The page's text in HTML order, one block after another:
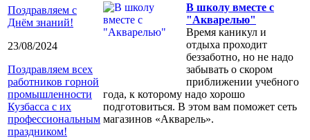
Поздравляем с
Днём знаний!
23/08/2024
Поздравляем всех
работников горной
промышленности
Кузбасса с их
профессиональным
праздником!
В школу вместе с
"Акварелью"
Время каникул и
отдыха проходит
беззаботно, но не надо
забывать о скором
приближении учебного
года, к которому надо хорошо
подготовиться. В этом вам поможет сеть
магазинов «Акварель».